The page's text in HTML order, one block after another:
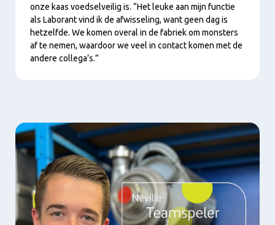
onze kaas voedselveilig is. “Het leuke aan mijn functie
als Laborant vind ik de afwisseling, want geen dag is
hetzelfde. We komen overal in de fabriek om monsters
af te nemen, waardoor we veel in contact komen met de
andere collega’s.”